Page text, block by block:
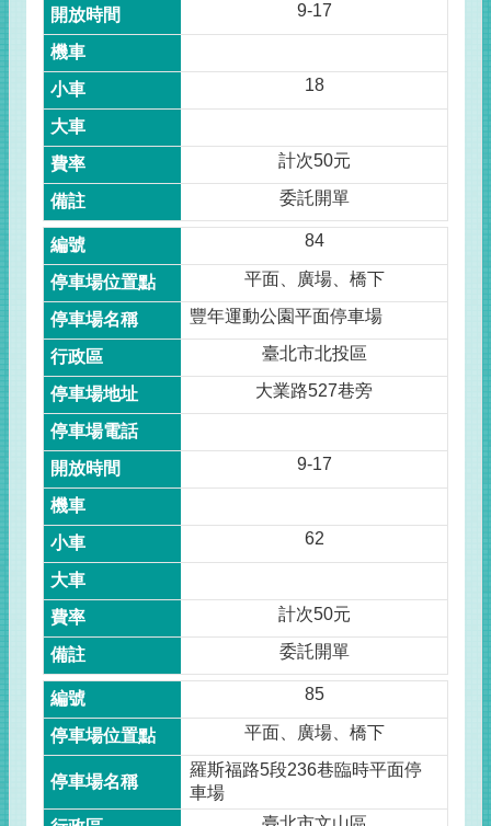
9-17
18
計次50元
委託開單
84
平面、廣場、橋下
豐年運動公園平面停車場
臺北市北投區
大業路527巷旁
9-17
62
計次50元
委託開單
85
平面、廣場、橋下
羅斯福路5段236巷臨時平面停
車場